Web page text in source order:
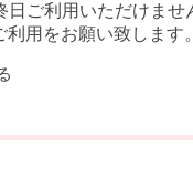
日ご利用いただけませ
利用をお願い致します